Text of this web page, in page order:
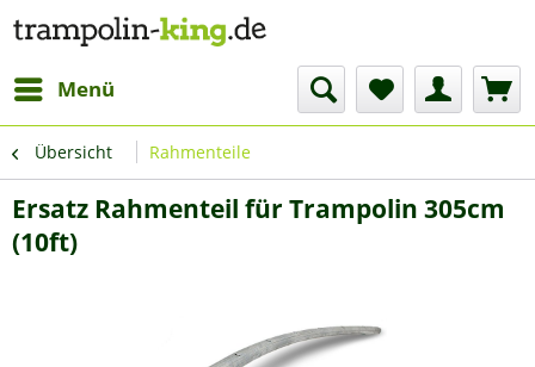
Menü
Übersicht Rahmenteile
Ersatz Rahmenteil für Trampolin 305cm
(10ft)